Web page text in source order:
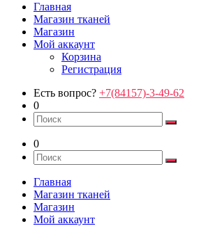
Главная
Магазин тканей
Магазин
Мой аккаунт
Корзина
Регистрация
Есть вопрос? +7(84157)-3-49-62
0
0
Главная
Магазин тканей
Магазин
Мой аккаунт